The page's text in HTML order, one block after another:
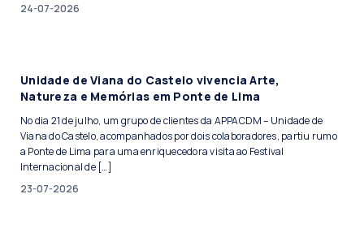
24-07-2026
Unidade de Viana do Castelo vivencia Arte,
Natureza e Memórias em Ponte de Lima
No dia 21 de julho, um grupo de clientes da APPACDM – Unidade de
Viana do Castelo, acompanhados por dois colaboradores, partiu rumo
a Ponte de Lima para uma enriquecedora visita ao Festival
Internacional de […]
23-07-2026